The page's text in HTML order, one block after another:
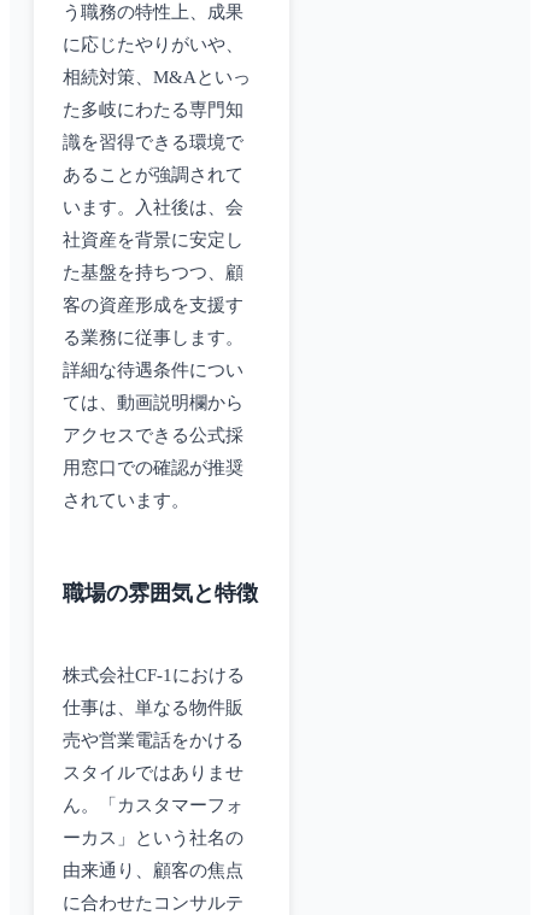
う職務の特性上、成果
に応じたやりがいや、
相続対策、M&Aといっ
た多岐にわたる専門知
識を習得できる環境で
あることが強調されて
います。入社後は、会
社資産を背景に安定し
た基盤を持ちつつ、顧
客の資産形成を支援す
る業務に従事します。
詳細な待遇条件につい
ては、動画説明欄から
アクセスできる公式採
用窓口での確認が推奨
されています。
職場の雰囲気と特徴
株式会社CF-1における
仕事は、単なる物件販
売や営業電話をかける
スタイルではありませ
ん。「カスタマーフォ
ーカス」という社名の
由来通り、顧客の焦点
に合わせたコンサルテ